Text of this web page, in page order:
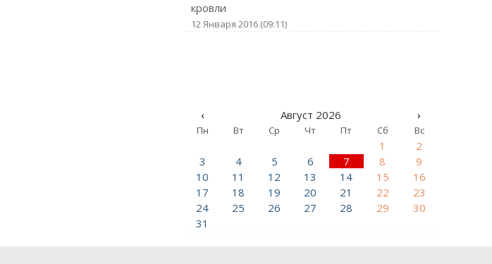
кровли
12 Января 2016 (09:11)
‹ Август 2026 ›
Пн Вт Ср Чт Пт Сб Вс
1
2
3
4 5 6 7 8
9
10
11 12 13 14 15
16
17
18 19 20 21 22
23
24
25 26 27 28 29
30
31